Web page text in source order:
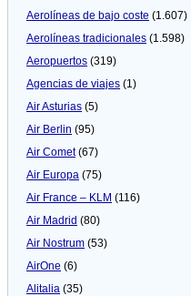
Aerolíneas de bajo coste (1.607)
Aerolíneas tradicionales (1.598)
Aeropuertos (319)
Agencias de viajes (1)
Air Asturias (5)
Air Berlin (95)
Air Comet(67)
Air Europa (75)
Air France – KLM (116)
Air Madrid (80)
Air Nostrum (53)
AirOne (6)
Alitalia (35)